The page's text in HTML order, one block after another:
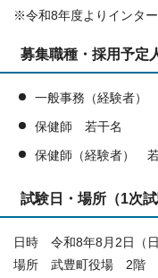
※令和8年度よりインタ
募集職種・採用予定
一般事務（経験者）
保健師 若干名
保健師（経験者）
試験日・場所（1次試
日時 令和8年8月2日（
場所 武豊町役場 2階